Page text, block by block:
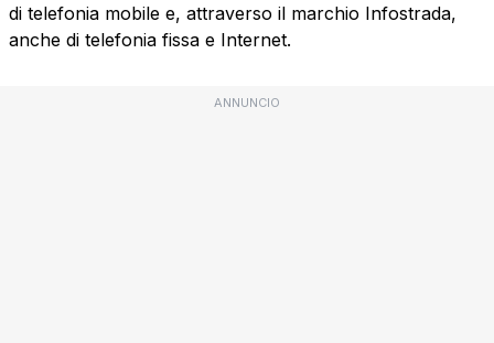
di telefonia mobile e, attraverso il marchio Infostrada,
anche di telefonia fissa e Internet.
ANNUNCIO